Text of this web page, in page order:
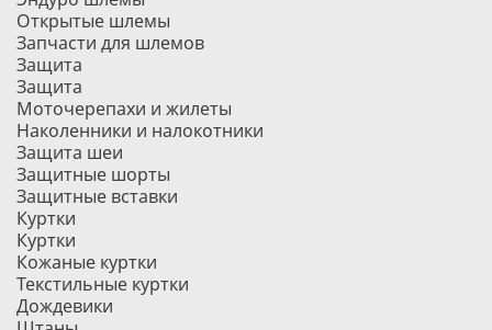
Открытые шлемы
Запчасти для шлемов
Защита
Защита
Моточерепахи и жилеты
Наколенники и налокотники
Защита шеи
Защитные шорты
Защитные вставки
Куртки
Куртки
Кожаные куртки
Текстильные куртки
Дождевики